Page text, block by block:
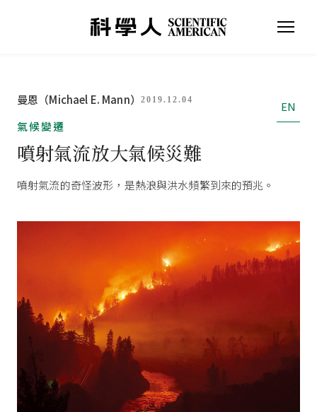
曼恩（Michael E. Mann） 2019.12.04
EN
氣候變遷
噴射氣流放大氣候災難
噴射氣流的奇怪波形，是熱浪與洪水頻繁到來的預兆。